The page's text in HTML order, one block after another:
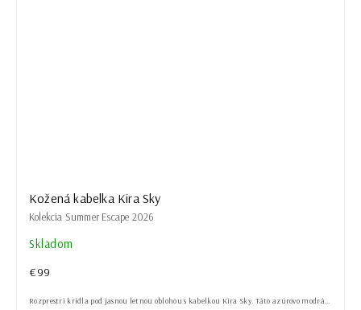
Kožená kabelka Kira Sky
Kolekcia Summer Escape 2026
Skladom
€99
Rozprestri krídla pod jasnou letnou oblohou s kabelkou Kira Sky. Táto azúrovo modrá...